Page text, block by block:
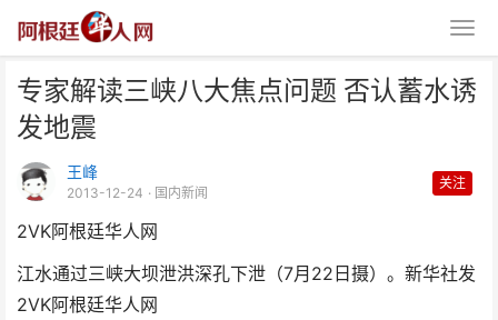
专家解读三峡八大焦点问题 否认蓄水诱
发地震
王峰
2013-12-24 · 国内新闻
关注
2VK阿根廷华人网
江水通过三峡大坝泄洪深孔下泄（7月22日摄）。新华社发
2VK阿根廷华人网
蓄水诱发地震